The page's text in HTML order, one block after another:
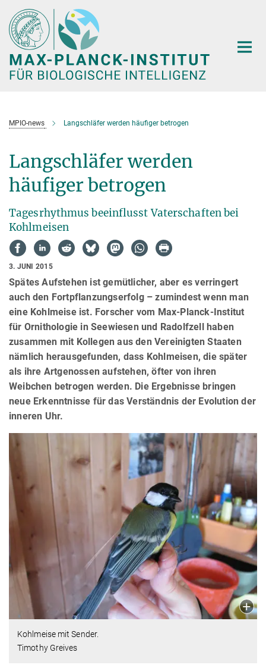
Hauptinhalt
MPIO-news Langschläfer werden häufiger betrogen
Langschläfer werden
häufiger betrogen
Tagesrhythmus beeinflusst Vaterschaften bei
Kohlmeisen
3. JUNI 2015
Spätes Aufstehen ist gemütlicher, aber es verringert
auch den Fortpflanzungserfolg – zumindest wenn man
eine Kohlmeise ist. Forscher vom Max-Planck-Institut
für Ornithologie in Seewiesen und Radolfzell haben
zusammen mit Kollegen aus den Vereinigten Staaten
nämlich herausgefunden, dass Kohlmeisen, die später
als ihre Artgenossen aufstehen, öfter von ihren
Weibchen betrogen werden. Die Ergebnisse bringen
neue Erkenntnisse für das Verständnis der Evolution der
inneren Uhr.
Kohlmeise mit Sender.
Timothy Greives